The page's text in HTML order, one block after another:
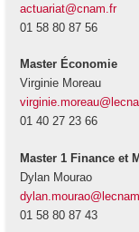
actuariat@cnam.fr
01 58 80 87 56
Master Économie
Virginie Moreau
01 40 27 23 66
Master 1 Finance et
Dylan Mourao
01 58 80 87 43